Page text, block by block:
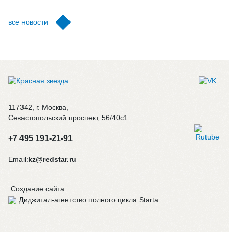
все новости
117342, г. Москва,
Севастопольский проспект, 56/40с1
+7 495 191-21-91
Email:kz@redstar.ru
Создание сайта